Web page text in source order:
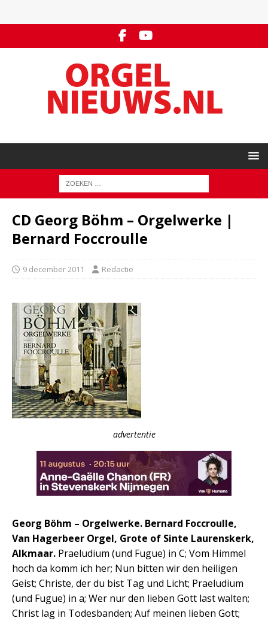
CD Georg Böhm – Orgelwerke |
Bernard Foccroulle
9 december 2011 Redactie
advertentie
Georg Böhm – Orgelwerke. Bernard Foccroulle,
Van Hagerbeer Orgel, Grote of Sinte Laurenskerk,
Alkmaar. Praeludium (und Fugue) in C; Vom Himmel
hoch da komm ich her; Nun bitten wir den heiligen
Geist; Christe, der du bist Tag und Licht; Praeludium
(und Fugue) in a; Wer nur den lieben Gott last walten;
Christ lag in Todesbanden; Auf meinen lieben Gott;